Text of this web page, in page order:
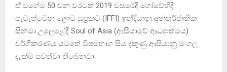
ඒ ‍වගේම 50 වන වරටත් 2019 වසරේදී ගෝවේහිදී
පැවැත්වෙන ලොව සුප්‍රකට (IFFI) ඉන්දියානු අන්තර්ජාතික
සිනමා උලෙළේදී Soul of Asia (ආසියාවේ ආධ්‍යාත්මය)
වර්ගීකරණය යටතේ විෂමභාග සිය දකුණු ආසියානු මංගල
දැක්ම පවත්වා තිබෙනවා.